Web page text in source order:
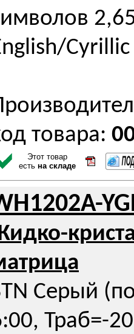
товара:
Этот товар
есть на складе
Серый
Траб=-